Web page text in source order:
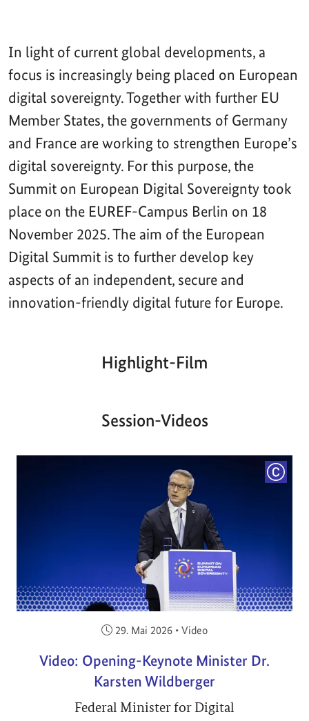
In light of current global developments, a
focus is increasingly being placed on European
digital sovereignty. Together with further EU
Member States, the governments of Germany
and France are working to strengthen Europe’s
digital sovereignty. For this purpose, the
Summit on European Digital Sovereignty took
place on the EUREF-Campus Berlin on 18
November 2025. The aim of the European
Digital Summit is to further develop key
aspects of an independent, secure and
innovation-friendly digital future for Europe.
Highlight-Film
Aktueller
00:00| 00:00
Session-Videos
Veröffentlicht am:
29. Mai 2026 • Video
Video: Opening-Keynote Minister Dr.
Karsten Wildberger
Federal Minister for Digital